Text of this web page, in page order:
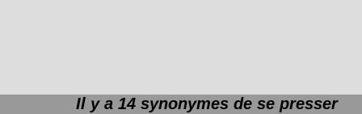
Il y a 14 synonymes de se presser